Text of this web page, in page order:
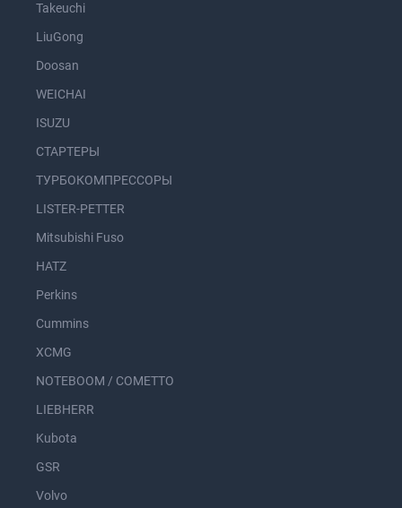
Takeuchi
LiuGong
Doosan
WEICHAI
ISUZU
СТАРТЕРЫ
ТУРБОКОМПРЕССОРЫ
LISTER-PETTER
Mitsubishi Fuso
HATZ
Perkins
Cummins
XCMG
NOTEBOOM / COMETTO
LIEBHERR
Kubota
GSR
Volvo